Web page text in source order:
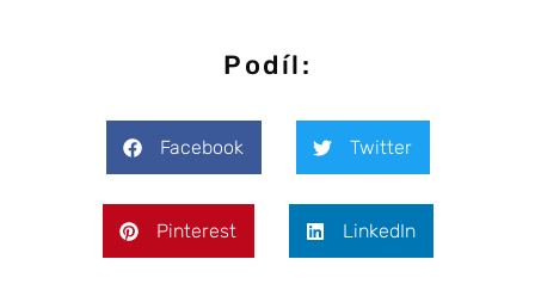
Podíl:
Facebook Twitter
Pinterest LinkedIn